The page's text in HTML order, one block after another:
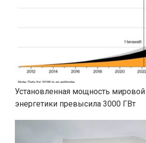
Установленная мощность
энергетики превысила 3000 ГВт